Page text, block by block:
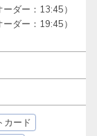
ダー：13:45）
ダー：19:45）
カード